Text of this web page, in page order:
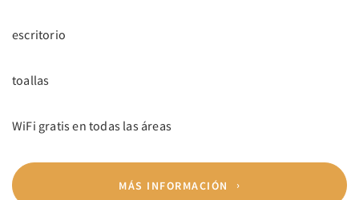
escritorio
toallas
WiFi gratis en todas las áreas
MÁS INFORMACIÓN